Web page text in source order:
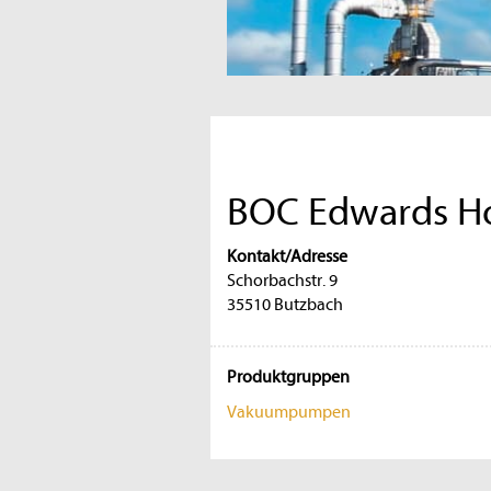
BOC Edwards
Kontakt/Adresse
Schorbachstr. 9
35510 Butzbach
Produktgruppen
Vakuumpumpen